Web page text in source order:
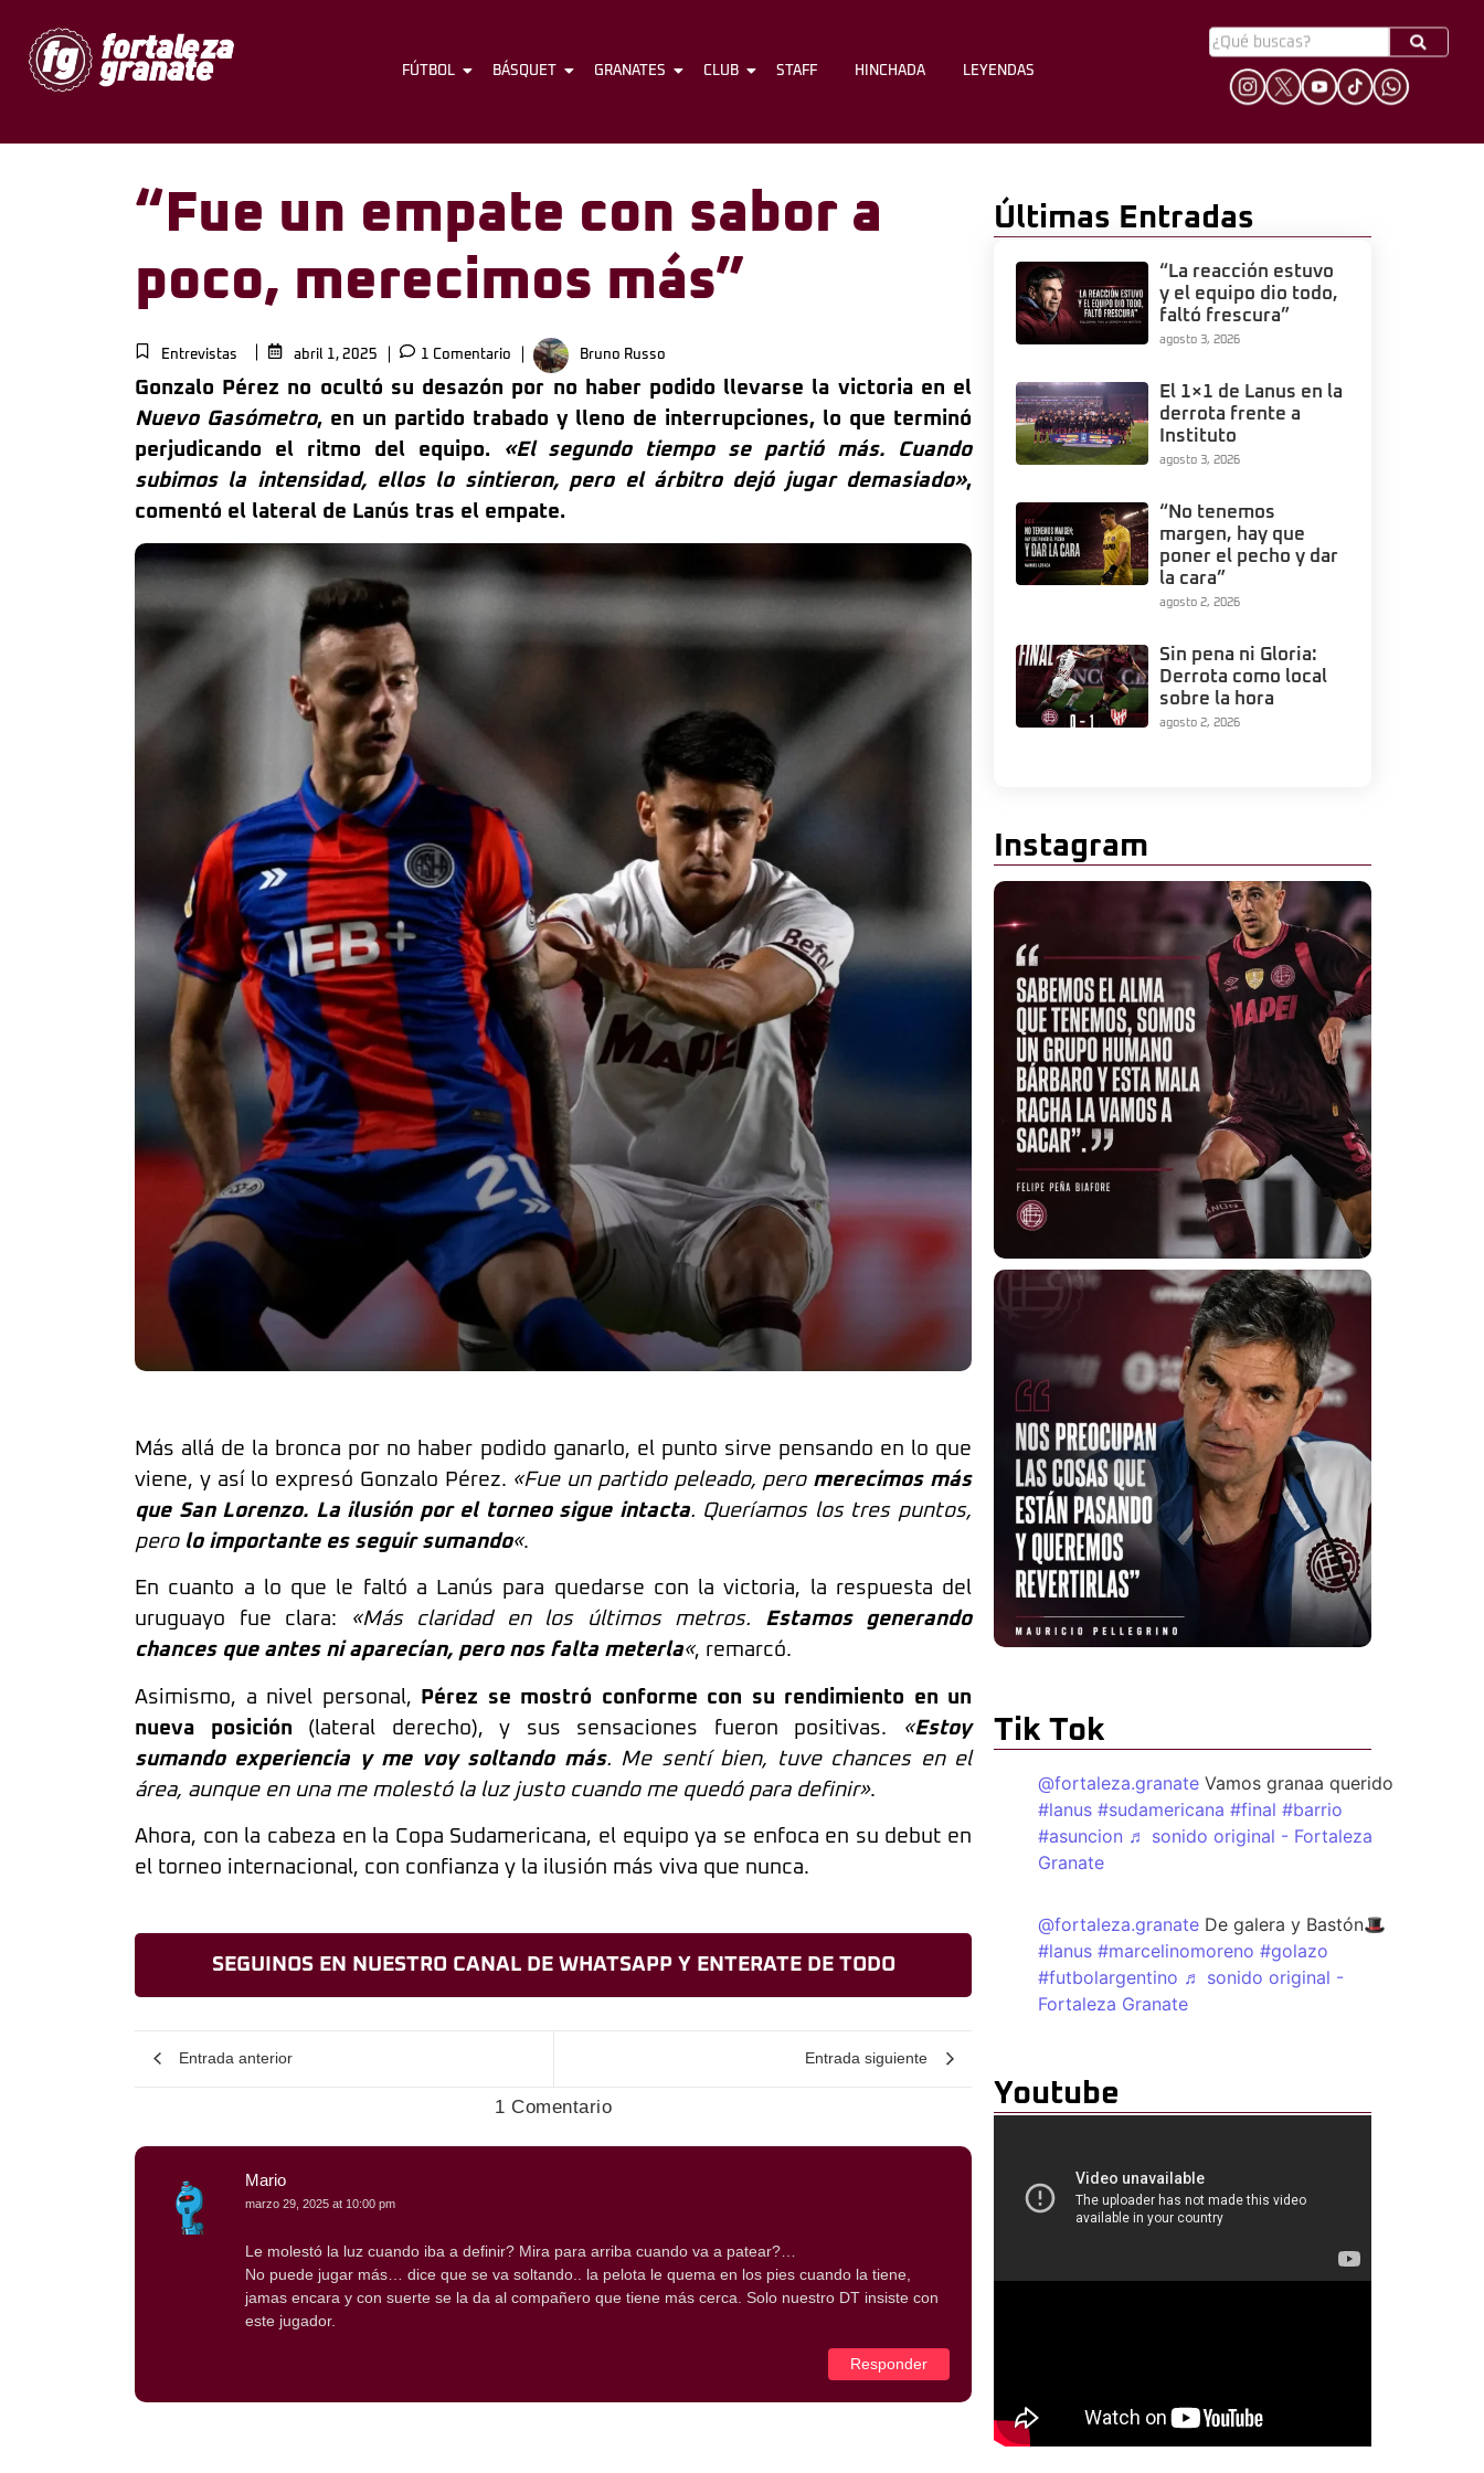
FÚTBOL BÁSQUET GRANATES CLUB STAFF HINCHADA
FÚTBOL BÁSQUET GRANATES CLUB STAFF HINCHADA LEYENDAS
“Fue un empate con sabor a
poco, merecimos más”
Entrevistas abril 1, 2025 1 Comentario Bruno Russo
Gonzalo Pérez no ocultó su desazón por no haber podido llevarse la victoria en el
Nuevo Gasómetro, en un partido trabado y lleno de interrupciones, lo que terminó
perjudicando el ritmo del equipo.
«El segundo tiempo se partió más. Cuando
subimos la intensidad, ellos lo sintieron, pero el árbitro dejó jugar demasiado»,
comentó el lateral de Lanús tras el empate.
Más allá de la bronca por no haber podido ganarlo, el punto sirve pensando en lo que
viene, y así lo expresó Gonzalo Pérez. «Fue un partido peleado, pero merecimos más
que San Lorenzo. La ilusión por el torneo sigue intacta. Queríamos los tres puntos,
pero lo importante es seguir sumando«.
En cuanto a lo que le faltó a Lanús para quedarse con la victoria, la respuesta del
uruguayo fue clara:
«Más claridad en los últimos metros. Estamos generando
chances que antes ni aparecían, pero nos falta meterla«, remarcó.
Asimismo, a nivel personal,
Pérez se mostró conforme con su rendimiento en un
nueva posición (lateral derecho), y sus sensaciones fueron positivas. «Estoy
sumando experiencia y me voy soltando más. Me sentí bien, tuve chances en el
área, aunque en una me molestó la luz justo cuando me quedó para definir».
Ahora, con la cabeza en la Copa Sudamericana, el equipo ya se enfoca en su debut en
el torneo internacional, con confianza y la ilusión más viva que nunca.
SEGUINOS EN NUESTRO CANAL DE WHATSAPP Y ENTERATE DE TODO
Entrada anterior Entrada siguiente
1 Comentario
Mario
marzo 29, 2025 at 10:00 pm
Le molestó la luz cuando iba a definir? Mira para arriba cuando va a patear?…
No puede jugar más… dice que se va soltando.. la pelota le quema en los pies cuando la tiene,
jamas encara y con suerte se la da al compañero que tiene más cerca. Solo nuestro DT insiste con
este jugador.
Responder
Últimas Entradas
“La reacción estuvo
y el equipo dio todo,
faltó frescura”
agosto 3, 2026
El 1×1 de Lanus en la
derrota frente a
Instituto
agosto 3, 2026
“No tenemos
margen, hay que
poner el pecho y dar
la cara”
agosto 2, 2026
Sin pena ni Gloria:
Derrota como local
sobre la hora
agosto 2, 2026
Instagram
Tik Tok
@fortaleza.granate Vamos granaa querido
#lanus #sudamericana #final #barrio
#asuncion ♬ sonido original - Fortaleza
Granate
@fortaleza.granate De galera y Bastón🎩
#lanus #marcelinomoreno #golazo
#futbolargentino ♬ sonido original -
Fortaleza Granate
Youtube